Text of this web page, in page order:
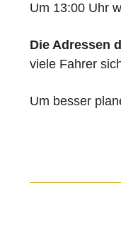
Um 13:00 Uhr
Die Adressen
viele Fahrer
Um besser